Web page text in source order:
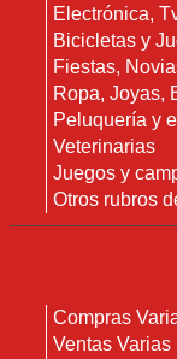
Electrónica,
Bicicletas y
Fiestas,
Ropa, Joyas,
Peluquería y
Veterinarias
Juegos y
Otros rubros
Compras
Ventas Varias